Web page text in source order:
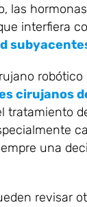
las
interfiera
robótico
cirujanos
una
revisar